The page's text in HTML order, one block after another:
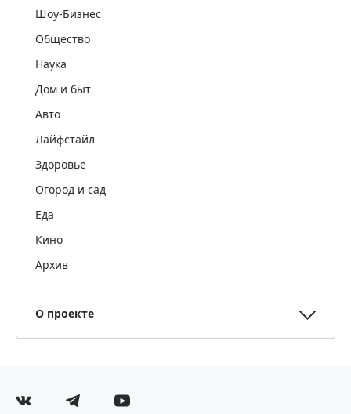
Шоу-Бизнес
Общество
Наука
Дом и быт
Авто
Лайфстайл
Здоровье
Огород и сад
Еда
Кино
Архив
О проекте